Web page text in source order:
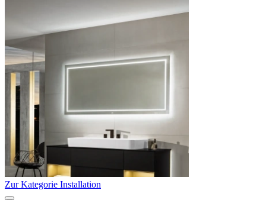
Zur Kategorie Installation